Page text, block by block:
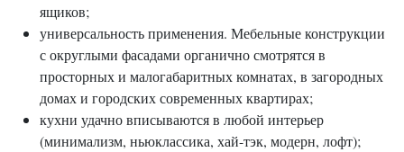
ящиков;
универсальность применения. Мебельные конструкции
с округлыми фасадами органично смотрятся в
просторных и малогабаритных комнатах, в загородных
домах и городских современных квартирах;
кухни удачно вписываются в любой интерьер
(минимализм, ньюклассика, хай-тэк, модерн, лофт);